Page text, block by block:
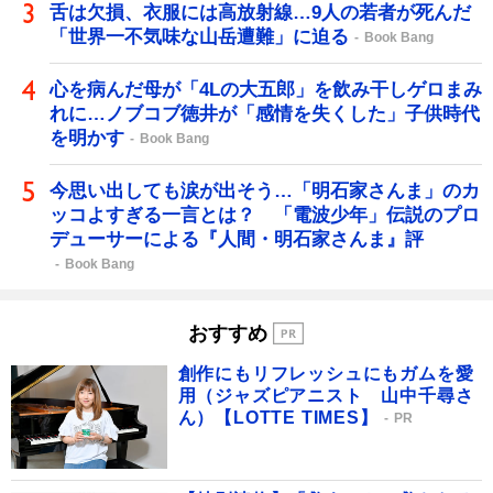
舌は欠損、衣服には高放射線…9人の若者が死んだ
「世界一不気味な山岳遭難」に迫る
Book Bang
心を病んだ母が「4Lの大五郎」を飲み干しゲロまみ
れに…ノブコブ徳井が「感情を失くした」子供時代
を明かす
Book Bang
今思い出しても涙が出そう…「明石家さんま」のカ
ッコよすぎる一言とは？ 「電波少年」伝説のプロ
デューサーによる『人間・明石家さんま』評
Book Bang
おすすめ
創作にもリフレッシュにもガムを愛
用（ジャズピアニスト 山中千尋さ
ん）【LOTTE TIMES】
PR